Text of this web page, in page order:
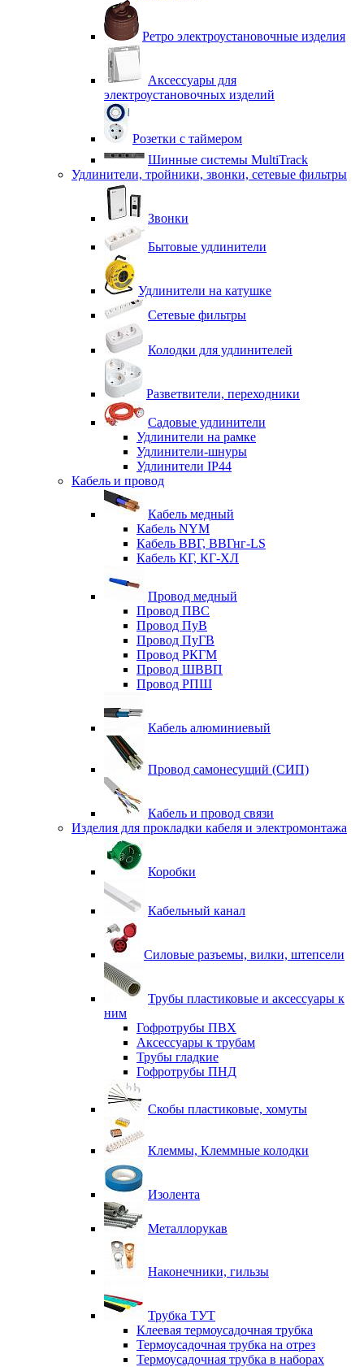
Ретро электроустановочные изделия
Аксессуары для
электроустановочных изделий
Розетки с таймером
Шинные системы MultiTrack
Удлинители, тройники, звонки, сетевые фильтры
Звонки
Бытовые удлинители
Удлинители на катушке
Сетевые фильтры
Колодки для удлинителей
Разветвители, переходники
Садовые удлинители
Удлинители на рамке
Удлинители-шнуры
Удлинители IP44
Кабель и провод
Кабель медный
Кабель NYM
Кабель ВВГ, ВВГнг-LS
Кабель КГ, КГ-ХЛ
Провод медный
Провод ПВС
Провод ПуВ
Провод ПуГВ
Провод РКГМ
Провод ШВВП
Провод РПШ
Кабель алюминиевый
Провод самонесущий (СИП)
Кабель и провод связи
Изделия для прокладки кабеля и электромонтажа
Коробки
Кабельный канал
Силовые разъемы, вилки, штепсели
Трубы пластиковые и аксессуары к
ним
Гофротрубы ПВХ
Аксессуары к трубам
Трубы гладкие
Гофротрубы ПНД
Скобы пластиковые, хомуты
Клеммы, Клеммные колодки
Изолента
Металлорукав
Наконечники, гильзы
Трубка ТУТ
Клеевая термоусадочная трубка
Термоусадочная трубка на отрез
Термоусадочная трубка в наборах